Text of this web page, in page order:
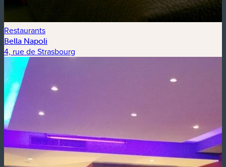
Restaurants
Bella Napoli
4, rue de Strasbourg